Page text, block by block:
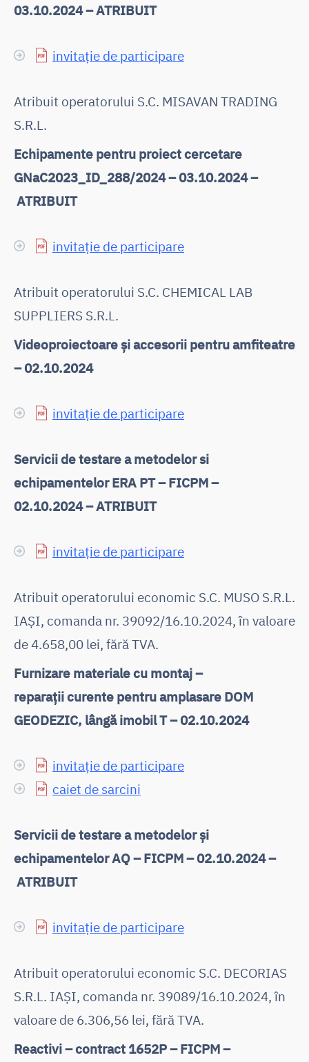
03.10.2024 – ATRIBUIT
invitație de participare
Atribuit operatorului S.C. MISAVAN TRADING
S.R.L.
Echipamente pentru proiect cercetare
GNaC2023_ID_288/2024 – 03.10.2024 –
ATRIBUIT
invitație de participare
Atribuit operatorului S.C. CHEMICAL LAB
SUPPLIERS S.R.L.
Videoproiectoare și accesorii pentru amfiteatre
– 02.10.2024
invitație de participare
Servicii de testare a metodelor si
echipamentelor ERA PT – FICPM –
02.10.2024 – ATRIBUIT
invitație de participare
Atribuit operatorului economic S.C. MUSO S.R.L.
IAȘI, comanda nr. 39092/16.10.2024, în valoare
de 4.658,00 lei, fără TVA.
Furnizare materiale cu montaj –
reparații curente pentru amplasare DOM
GEODEZIC, lângă imobil T – 02.10.2024
invitație de participare
caiet de sarcini
Servicii de testare a metodelor și
echipamentelor AQ – FICPM – 02.10.2024 –
ATRIBUIT
invitație de participare
Atribuit operatorului economic S.C. DECORIAS
S.R.L. IAȘI, comanda nr. 39089/16.10.2024, în
valoare de 6.306,56 lei, fără TVA.
Reactivi – contract 1652P – FICPM –